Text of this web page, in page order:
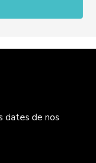
dates de nos